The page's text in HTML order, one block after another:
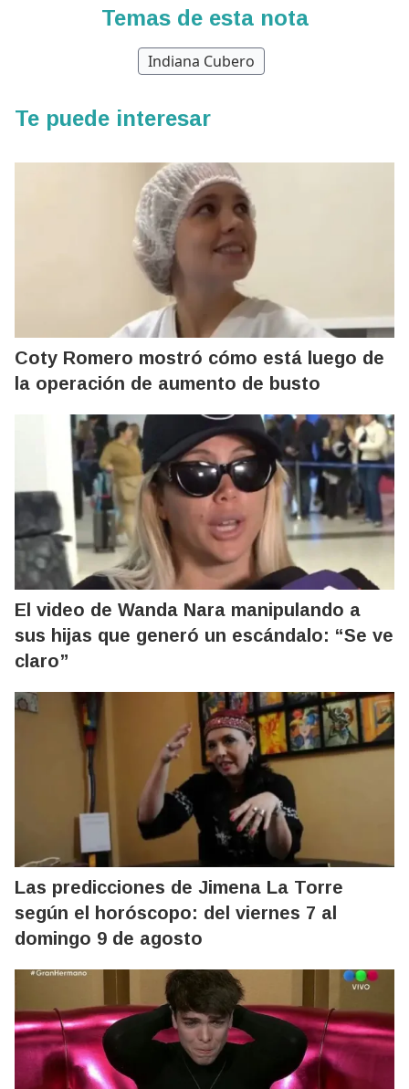
Temas de esta nota
Indiana Cubero
Te puede interesar
Coty Romero mostró cómo está luego de
la operación de aumento de busto
El video de Wanda Nara manipulando a
sus hijas que generó un escándalo: “Se ve
claro”
Las predicciones de Jimena La Torre
según el horóscopo: del viernes 7 al
domingo 9 de agosto